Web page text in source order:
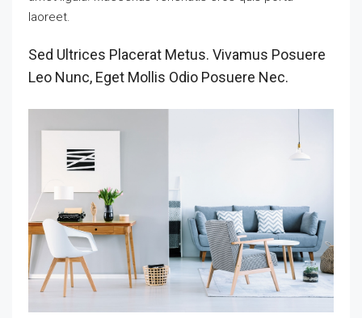
laoreet.
Sed Ultrices Placerat Metus. Vivamus Posuere
Leo Nunc, Eget Mollis Odio Posuere Nec.